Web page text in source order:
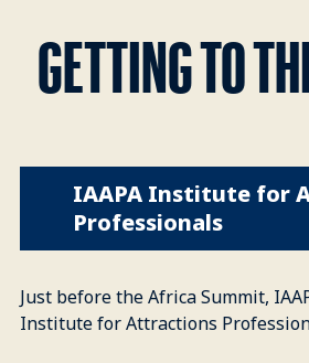
GETTING TO
IAAPA Institute for
Professionals
Just before the Africa Summit,
Institute for Attractions